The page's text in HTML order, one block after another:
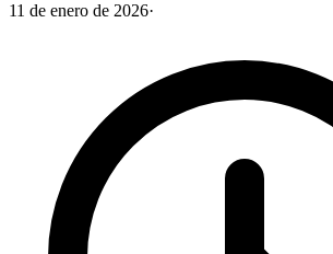
11 de enero de 2026·